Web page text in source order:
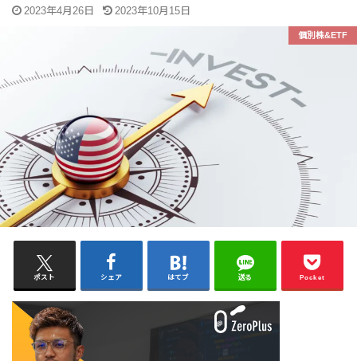
2023年4月26日 2023年10月15日
個別株&ETF
ポスト シェア はてブ 送る Pocket